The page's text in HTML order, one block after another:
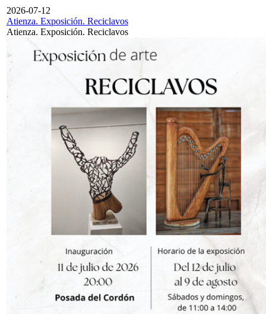
2026-07-12
Atienza. Exposición. Reciclavos
Atienza. Exposición. Reciclavos